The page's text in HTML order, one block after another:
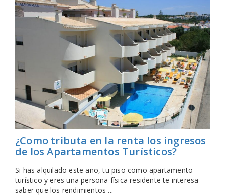
¿Como tributa en la renta los ingresos
de los Apartamentos Turísticos?
Si has alquilado este año, tu piso como apartamento
turístico y eres una persona física residente te interesa
saber que los rendimientos ...